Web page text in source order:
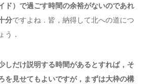
ド）で過ごす時間の余裕がないのであれ
分ですよね．皆，納得して北への道につ
う．
しだけ説明する時間があるとすれば，そ
を見せてもよいですが，まずは大枠の構